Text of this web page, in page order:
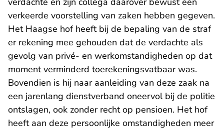
verkeerde voorstelling van zaken hebben gegeven.
Het Haagse hof heeft bij de bepaling van de straf
er rekening mee gehouden dat de verdachte als
gevolg van privé- en werkomstandigheden op dat
moment verminderd toerekeningsvatbaar was.
Bovendien is hij naar aanleiding van deze zaak na
een jarenlang dienstverband oneervol bij de politie
ontslagen, ook zonder recht op pensioen. Het hof
heeft aan deze persoonlijke omstandigheden meer